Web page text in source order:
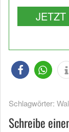
JETZT
Schlagwörter:
Schreibe